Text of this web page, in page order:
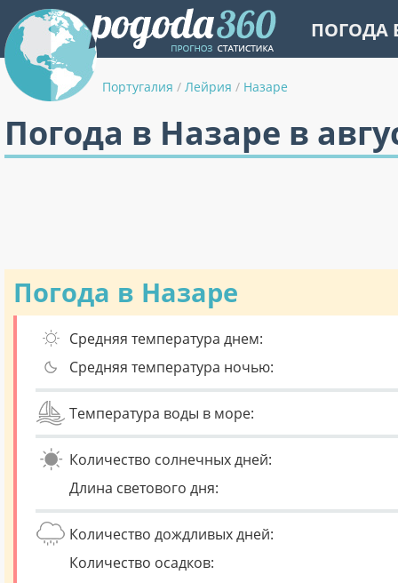
ПОГОДА
Португалия / Лейрия / Назаре
Погода в Назаре в
Погода в Назаре
Средняя температура днем:
Средняя температура ночью:
Температура воды в море:
Количество солнечных дней:
Длина светового дня:
Количество дождливых дней:
Количество осадков: